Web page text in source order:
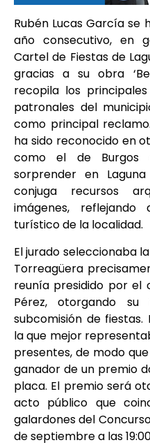
Rubén Lucas García se
año consecutivo, en
Cartel de Fiestas de
gracias a su obra
recopila los
patronales del
como principal
ha sido reconocido en
como el de Burgos
sorprender en
conjuga recursos
imágenes,
turístico de la localidad.
El jurado seleccionaba
Torreagüera
reunía presidido por el
Pérez, otorgando
subcomisión de
la que mejor
presentes, de modo
ganador de un premio
placa. El premio será
acto público que
galardones del
de septiembre a las